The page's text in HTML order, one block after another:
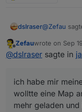
dslraser@Zefau
Welchen
Andere
ich habe
wolltte eine
geladen
Offline
Zefauwrote on Sep
last edited by
@dslraser sagte in
ich habe mir
wolltte eine Map
mehr geladen